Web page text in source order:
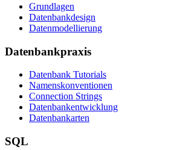
Grundlagen
Datenbankdesign
Datenmodellierung
Datenbankpraxis
Datenbank Tutorials
Namenskonventionen
Connection Strings
Datenbankentwicklung
Datenbankarten
SQL